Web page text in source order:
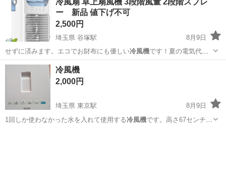
ー 新品 値下げ不可
2,500円
埼玉県 谷塚駅
8月9日
せずに済みます。エコでお財布にも優しい冷風機です！夏の電気代を
節約しながら、快適な…
埼玉 草加市 谷塚駅
冷風機
2,000円
埼玉県 東京駅
8月9日
1回しか使わなかった水を入れて使用する冷風機です。高さ67センチ横